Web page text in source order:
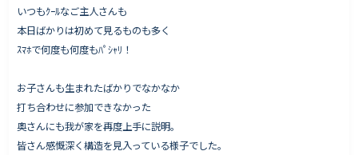
いつもｸｰﾙなご主人さんも
本日ばかりは初めて見るものも多く
ｽﾏﾎで何度も何度もﾊﾟｼｬﾘ！
お子さんも生まれたばかりでなかなか
打ち合わせに参加できなかった
奥さんにも我が家を再度上手に説明。
皆さん感慨深く構造を見入っている様子でした。